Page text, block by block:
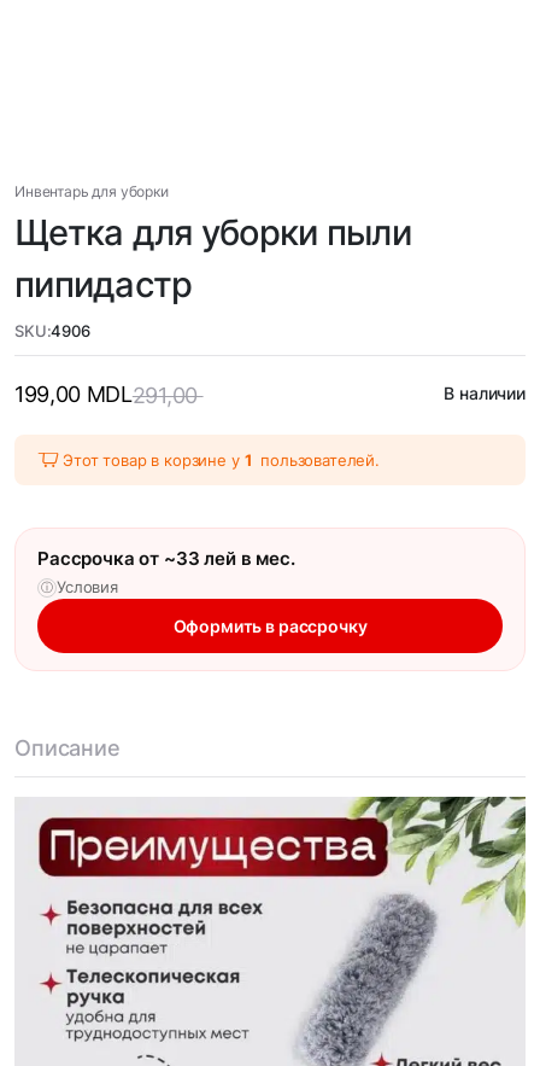
Инвентарь для уборки
Щетка для уборки пыли
пипидастр
SKU:4906
291,00
199,00 MDL В наличии
Этот товар в корзине у 1 пользователей.
Рассрочка от ~33 лей в мес.
ⓘ Условия
Оформить в рассрочку
Описание